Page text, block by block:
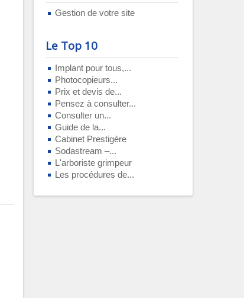
Gestion de votre site
Le Top 10
Implant pour tous,...
Photocopieurs...
Prix et devis de...
Pensez à consulter...
Consulter un...
Guide de la...
Cabinet Prestigère
Sodastream –...
L'arboriste grimpeur
Les procédures de...